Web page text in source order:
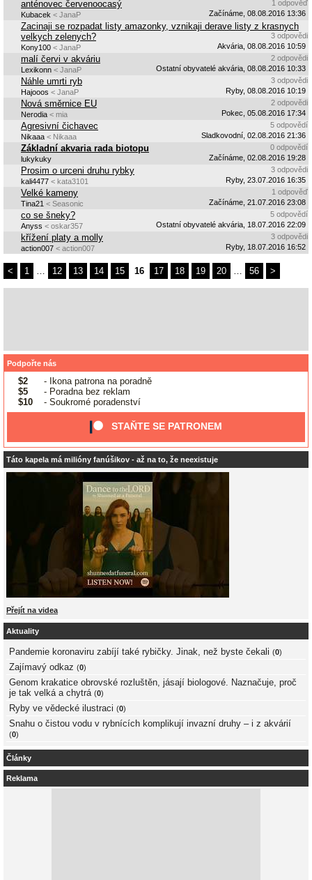
anténovec červenoocasý
1 odpověď
Kubacek < JanaP Začínáme, 08.08.2016 13:36
Zacinaji se rozpadat listy amazonky, vznikaji derave listy z krasnych
velkych zelenych?
3 odpovědi
Kony100 < JanaP Akvária, 08.08.2016 10:59
malí červi v akváriu
2 odpovědi
Lexikonn < JanaP Ostatní obyvatelé akvária, 08.08.2016 10:33
Náhle umrti ryb
3 odpovědi
Hajooos < JanaP Ryby, 08.08.2016 10:19
Nová směrnice EU
2 odpovědi
Nerodia < mia Pokec, 05.08.2016 17:34
Agresivní čichavec
5 odpovědí
Nikaaa < Nikaaa Sladkovodní, 02.08.2016 21:36
Základní akvaria rada biotopu
0 odpovědí
lukykuky
Začínáme, 02.08.2016 19:28
Prosim o urceni druhu rybky
3 odpovědi
kali4477 < kata3101 Ryby, 23.07.2016 16:35
Velké kameny
1 odpověď
Tina21 < Seasonic Začínáme, 21.07.2016 23:08
co se šneky?
5 odpovědí
Anyss < oskar357 Ostatní obyvatelé akvária, 18.07.2016 22:09
křížení platy a molly
3 odpovědi
action007 < action007 Ryby, 18.07.2016 16:52
< 1 12 13 14 15 16 17 18 19 20 56 >
Podpořte nás
$2
- Ikona patrona na poradně
$5
- Poradna bez reklam
$10
- Soukromé poradenství
STAŇTE SE PATRONEM
Táto kapela má milióny fanúšikov - až na to, že neexistuje
Přejít na videa
Aktuality
Pandemie koronaviru zabíjí také rybičky. Jinak, než byste čekali (0)
Zajímavý odkaz (0)
Genom krakatice obrovské rozluštěn, jásají biologové. Naznačuje, proč
je tak velká a chytrá (0)
Ryby ve vědecké ilustraci (0)
Snahu o čistou vodu v rybnících komplikují invazní druhy – i z akvárií
(0)
Články
Reklama